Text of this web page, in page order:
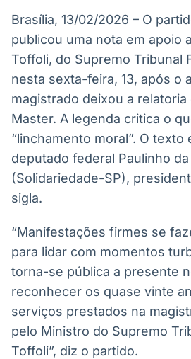
energia
no
White
Soluções de Dados
e Conteúdos
Brasília, 13/02/2026 – O
publicou uma nota em apoio
Toffoli, do Supremo Tribunal
nesta sexta-feira, 13, após o
magistrado deixou a relatoria
Master. A legenda critica o
“linchamento moral”. O texto
deputado federal Paulinho da
(Solidariedade-SP),
sigla.
“Manifestações firmes se
para lidar com momentos
torna-se pública a presente
reconhecer os quase vinte
serviços prestados na
pelo Ministro do Supremo
Toffoli”, diz o partido.